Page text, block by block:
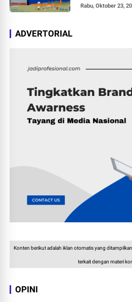
Jasa
Rabu, Oktober 23,
ADVERTORIAL
Konten berikut adalah iklan otomatis yang
terkait dengan materi
OPINI